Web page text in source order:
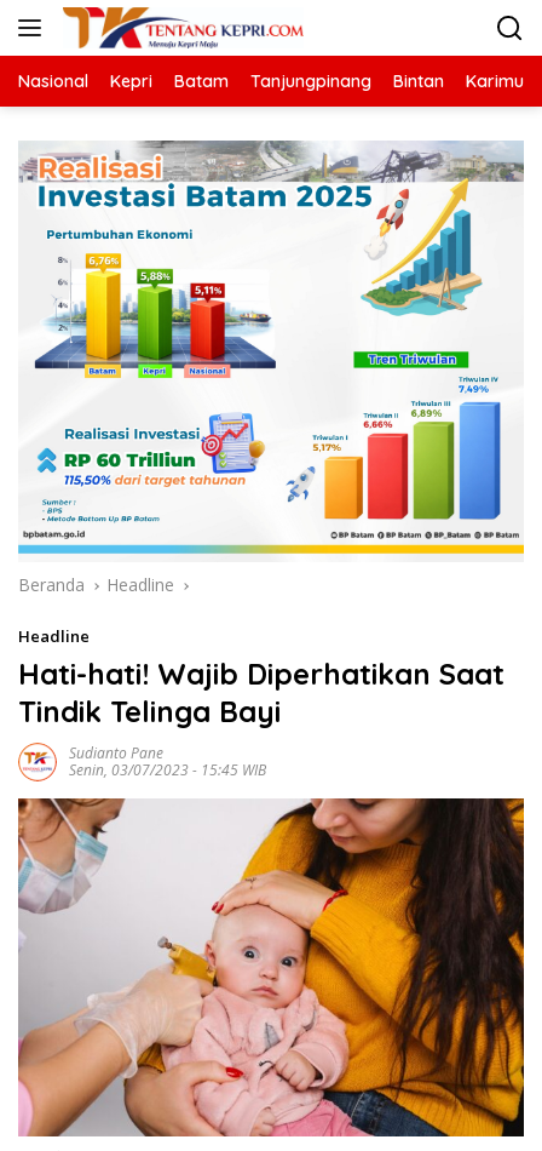
Langsung
Nasional Kepri Batam Tanjungpinang Bintan Karimun
Beranda Headline
Headline
Hati-hati! Wajib Diperhatikan Saat
Tindik Telinga Bayi
Sudianto Pane
Senin, 03/07/2023 - 15:45 WIB